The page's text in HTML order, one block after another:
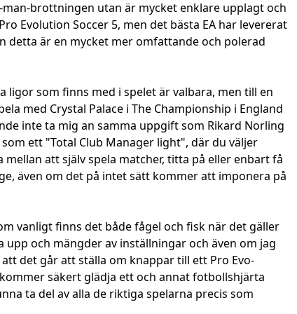
brottningen utan är mycket enklare upplagt och
Evolution Soccer 5, men det bästa EA har levererat
detta är en mycket mer omfattande och polerad
som finns med i spelet är valbara, men till en
med Crystal Palace i The Championship i England
inte ta mig an samma uppgift som Rikard Norling
ett "Total Club Manager light", där du väljer
att själv spela matcher, titta på eller enbart få
även om det på intet sätt kommer att imponera på
vanligt finns det både fågel och fisk när det gäller
och mängder av inställningar och även om jag
det går att ställa om knappar till ett Pro Evo-
säkert glädja ett och annat fotbollshjärta
ta del av alla de riktiga spelarna precis som